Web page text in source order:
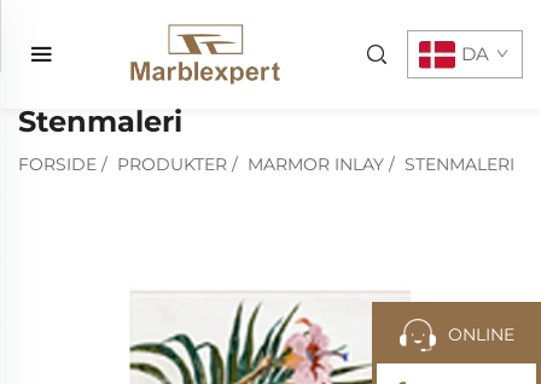
DA
Stenmaleri
FORSIDE / PRODUKTER / MARMOR INLAY / STENMALERI
ONLINE